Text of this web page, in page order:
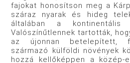
fajokat honosítson meg a
száraz nyarak és hideg
általában a kontinentális
Valószínűtlennek tartották,
az újonnan betelepített,
származó külföldi növények
hozzá kellőképpen a közép-